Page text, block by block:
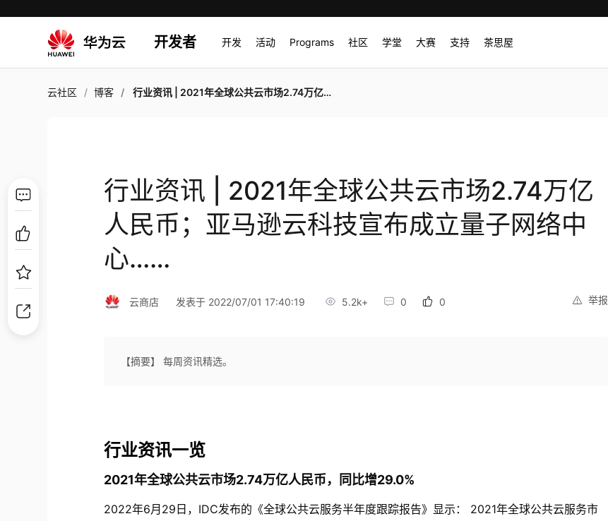
开发者 开发 活动 Programs 社区 学堂 大赛 支持 茶思屋
云社区 博客 行业资讯 | 2021年全球公共云市场2.74万亿人民币；亚马逊云科技宣布成立量子网络中心……
行业资讯 | 2021年全球公共云市场2.74万亿
人民币；亚马逊云科技宣布成立量子网络中
心……
举报
云商店 发表于 2022/07/01 17:40:19 5.2k+ 0 0
【摘要】 每周资讯精选。
行业资讯一览
2021年全球公共云市场2.74万亿人民币，同比增29.0%
2022年6月 29 日， IDC发布的《全球公共云服务半年度跟踪报告》显示： 2021年全球公共云服务市